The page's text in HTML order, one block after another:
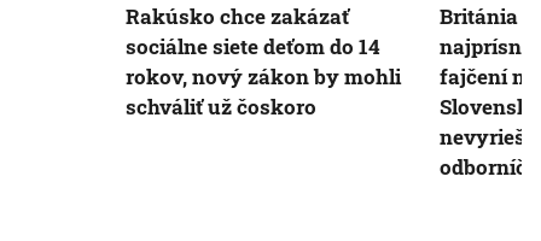
Rakúsko chce zakázať
sociálne siete deťom do 14
rokov, nový zákon by mohli
schváliť už čoskoro
Británia
fajčení na